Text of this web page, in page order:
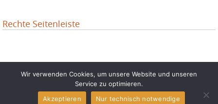
Rechte Seitenleiste
Impressum und Datenschutz
(c) Anna Staab 2024
Wir verwenden Cookies, um unsere Website und unseren
Service zu optimieren.
Akzeptieren
Nur technisch notwendige